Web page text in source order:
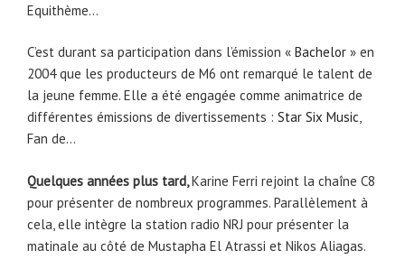
Equithème…
C’est durant sa participation dans l’émission « Bachelor » en
2004 que les producteurs de M6 ont remarqué le talent de
la jeune femme. Elle a été engagée comme animatrice de
différentes émissions de divertissements : Star Six Music,
Fan de…
Quelques années plus tard, Karine Ferri rejoint la chaîne C8
pour présenter de nombreux programmes. Parallèlement à
cela, elle intègre la station radio NRJ pour présenter la
matinale au côté de Mustapha El Atrassi et Nikos Aliagas.